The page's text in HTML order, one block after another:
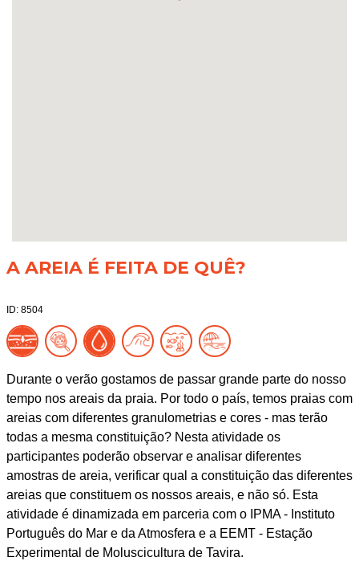
A AREIA É FEITA DE QUÊ?
ID: 8504
Durante o verão gostamos de passar grande parte do nosso
tempo nos areais da praia. Por todo o país, temos praias com
areias com diferentes granulometrias e cores - mas terão
todas a mesma constituição? Nesta atividade os
participantes poderão observar e analisar diferentes
amostras de areia, verificar qual a constituição das diferentes
areias que constituem os nossos areais, e não só. Esta
atividade é dinamizada em parceria com o IPMA - Instituto
Português do Mar e da Atmosfera e a EEMT - Estação
Experimental de Moluscicultura de Tavira.